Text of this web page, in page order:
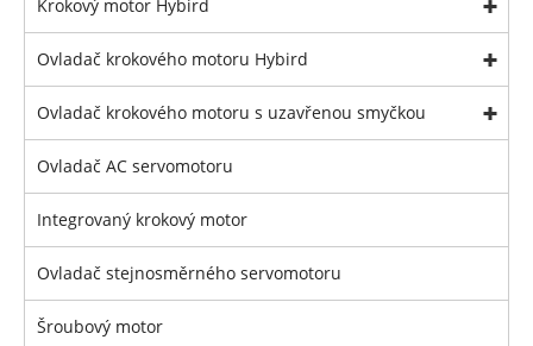
Krokový motor Hybird
Ovladač krokového motoru Hybird
Ovladač krokového motoru s uzavřenou smyčkou
Ovladač AC servomotoru
Integrovaný krokový motor
Ovladač stejnosměrného servomotoru
Šroubový motor